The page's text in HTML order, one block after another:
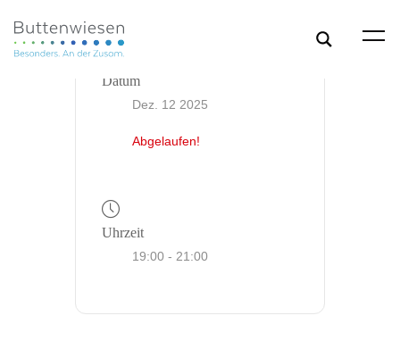
Datum
Dez. 12 2025
Abgelaufen!
Uhrzeit
19:00 - 21:00